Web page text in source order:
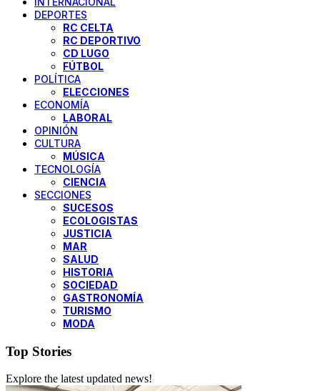
DEPORTES
RC CELTA
RC DEPORTIVO
CD LUGO
FÚTBOL
POLÍTICA
ELECCIONES
ECONOMÍA
LABORAL
OPINIÓN
CULTURA
MÚSICA
TECNOLOGÍA
CIENCIA
SECCIONES
SUCESOS
ECOLOGISTAS
JUSTICIA
MAR
SALUD
HISTORIA
SOCIEDAD
GASTRONOMÍA
TURISMO
MODA
Top Stories
Explore the latest updated news!